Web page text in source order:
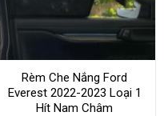
Rèm Che Nắng Ford
Everest 2022-2023 Loại 1
Hít Nam Châm